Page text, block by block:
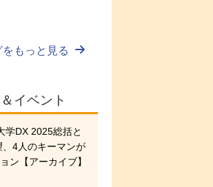
もっと見る
イベント
学DX 2025総括と
、4人のキーマンが
ン【アーカイブ】